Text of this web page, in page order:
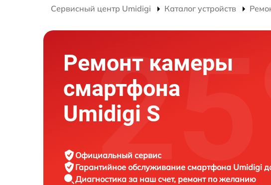
Сервисный центр Umidigi Каталог устройств
Ремонт камеры
смартфона
Umidigi S
Официальный сервис
Гарантийное обслуживание смартфона Umidigi
Диагностика за наш счет, ремонт по желанию